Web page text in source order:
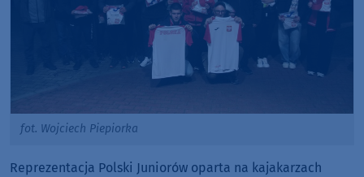
fot. Wojciech Piepiorka
Reprezentacja Polski Juniorów oparta na kajakarzach